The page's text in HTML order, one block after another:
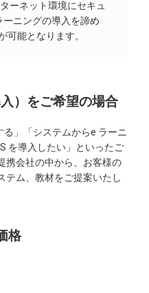
ーネット環境にセキュ
ーニングの導入を諦め
可能となります。
）をご希望の場合
る」「システムからe ラーニ
を導入したい」といったご
携会社の中から、お客様の
テム、教材をご提案いたし
格